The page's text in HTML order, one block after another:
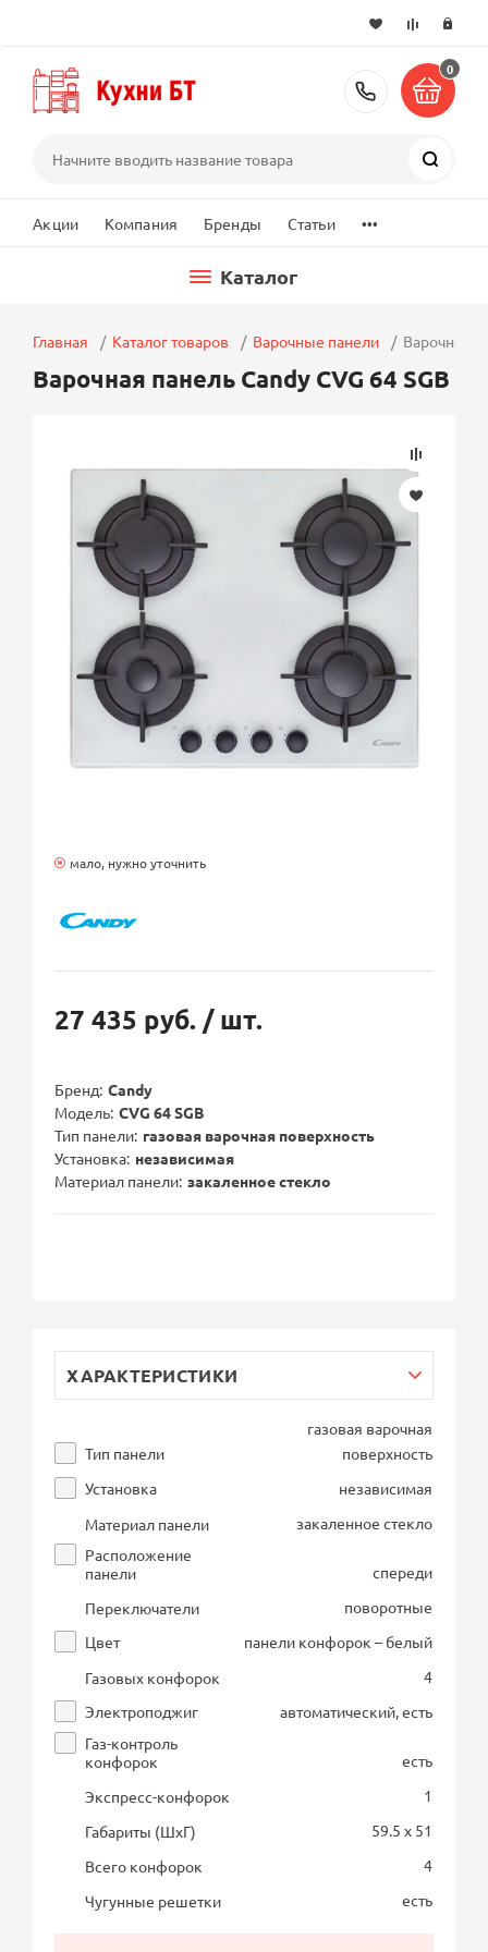
+7 (495)
0
Акции Компания Бренды Статьи ...
Каталог
Главная Каталог товаров Варочные панели Варочная
Варочная панель Candy CVG 64 SGB
мало, нужно уточнить
27 435 руб. / шт.
Бренд Candy
Модель CVG 64 SGB
Тип панели газовая варочная поверхность
Установка независимая
Материал панели закаленное стекло
ХАРАКТЕРИСТИКИ
Тип панели
газовая варочная
поверхность
Установка
независимая
Материал панели
закаленное стекло
Расположение
панели
спереди
Переключатели
поворотные
Цвет
панели конфорок – белый
Газовых конфорок
4
Электроподжиг
автоматический, есть
Газ-контроль
конфорок
есть
Экспресс-конфорок
1
Габариты (ШхГ)
59.5 x 51
Всего конфорок
4
Чугунные решетки
есть